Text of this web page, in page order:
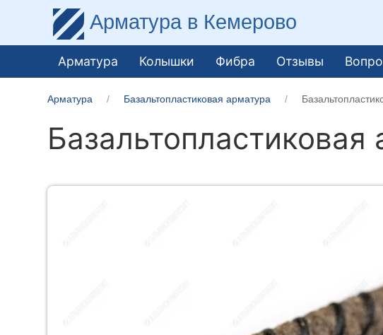
Арматура в Кемерово
Арматура Колышки Фибра Отзывы
Арматура Базальтопластиковая арматура